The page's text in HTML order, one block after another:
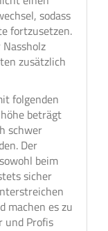
sodass
fortzusetzen.
zusätzlich
folgenden
beträgt
schwer
Der
beim
sicher
machen es zu
und Profis